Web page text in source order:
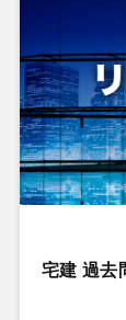
宅建 過去